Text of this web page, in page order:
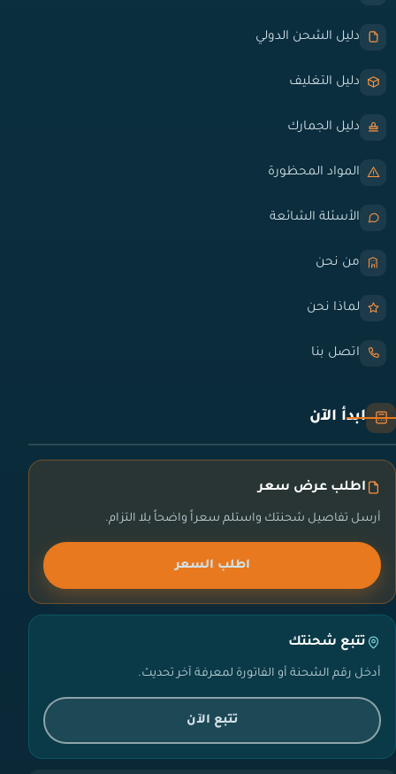
دليل الشحن الدولي
دليل التغليف
دليل الجمارك
المواد المحظورة
الأسئلة الشائعة
من نحن
لماذا نحن
اتصل بنا
ابدأ الآن
اطلب عرض سعر
أرسل تفاصيل شحنتك واستلم سعراً واضحاً بلا التزام.
اطلب السعر
تتبع شحنتك
أدخل رقم الشحنة أو الفاتورة لمعرفة آخر تحديث.
تتبع الآن